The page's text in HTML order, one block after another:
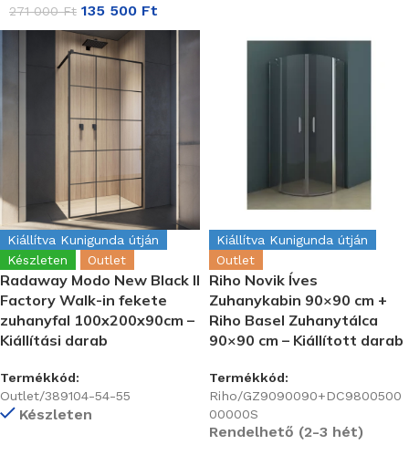
271 000Ft 135 500 Ft
Kiállítva Kunigunda útján
Készleten
Outlet
Radaway Modo New Black II
Factory Walk-in fekete
zuhanyfal 100x200x90cm –
Kiállítási darab
Termékkód:
Outlet/389104-54-55
Készleten
Kiállítva Kunigunda útján
Outlet
Riho Novik Íves
Zuhanykabin 90×90 cm +
Riho Basel Zuhanytálca
90×90 cm – Kiállított darab
Termékkód:
Riho/GZ9090090+DC9800500
00000S
Rendelhető (2-3 hét)